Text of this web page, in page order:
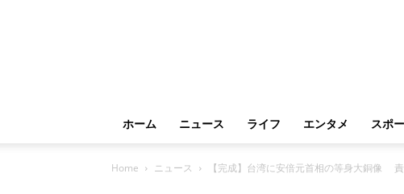
ホーム ニュース ライフ エンタメ スポ
Home ニュース 【完成】台湾に安倍元首相の等身大銅像